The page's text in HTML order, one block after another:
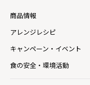
商品情報
アレンジレシピ
キャンペーン・イベント
食の安全・環境活動